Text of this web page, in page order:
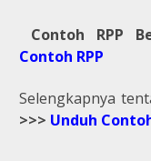
Contoh RPP
Contoh RPP
Selengkapnya
>>> Unduh